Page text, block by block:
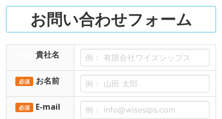
お問い合わせフォーム
貴社名
必須 お名前
必須 E-mail